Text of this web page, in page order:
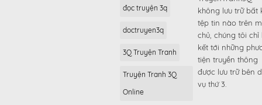
đọc truyện 3q
doctruyen3q
3Q Truyện Tranh
Truyện Tranh 3Q
Online
không lưu trữ bất
tệp tin nào trên
chủ, chúng tôi chỉ
kết tới những
tiện truyền thông
được lưu trữ bên
vụ thứ 3.